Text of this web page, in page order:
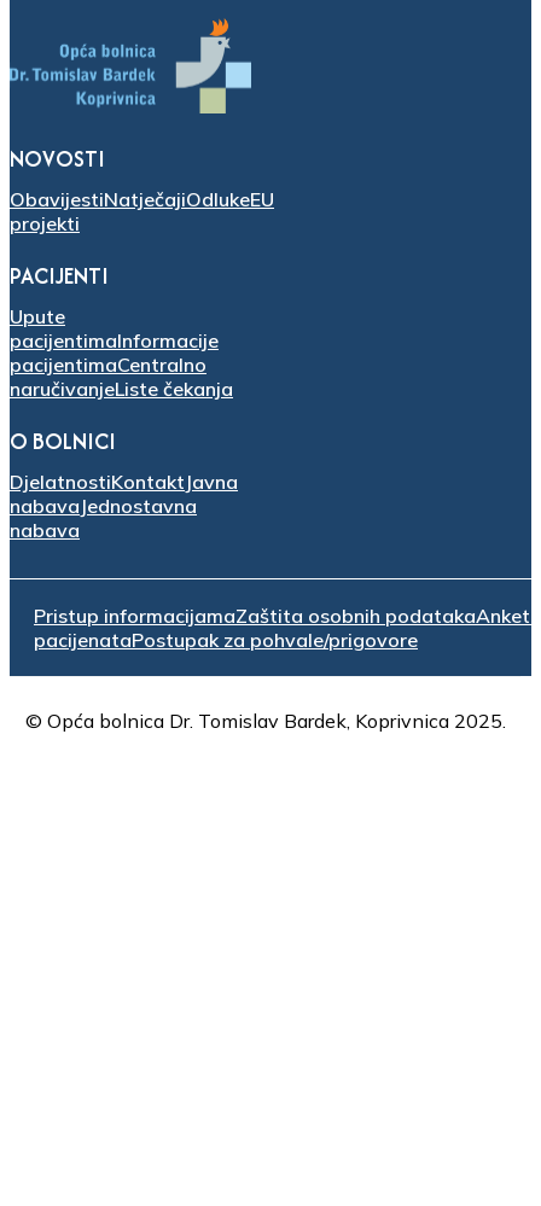
NOVOSTI
ObavijestiNatječajiOdlukeEU
projekti
PACIJENTI
Upute
pacijentimaInformacije
pacijentimaCentralno
naručivanjeListe čekanja
O BOLNICI
DjelatnostiKontakt Javna
nabava Jednostavna
nabava
Pristup informacijamaZaštita osobnih podatakaAnketa
pacijenataPostupak za pohvale/prigovore
© Opća bolnica Dr. Tomislav Bardek, Koprivnica 2025.